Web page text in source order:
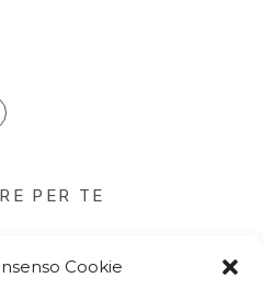
Cookie
PER TE